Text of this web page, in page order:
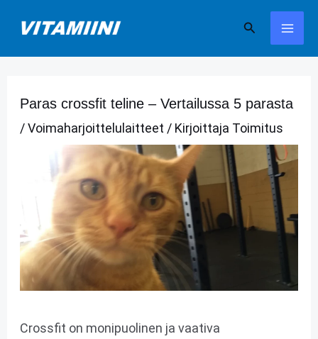
sisältöön
Hae
Paras crossfit teline – Vertailussa 5 parasta
/Voimaharjoittelulaitteet / Kirjoittaja Toimitus
Crossfit on monipuolinen ja vaativa